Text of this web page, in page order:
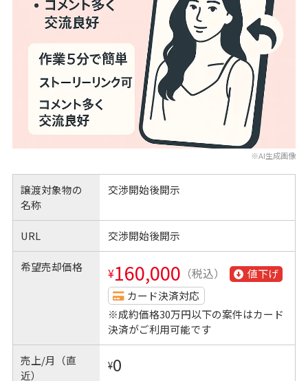
※AI生成画像
譲渡対象物の
名称
交渉開始後開示
URL 交渉開始後開示
希望売却価格 ¥160,000 （税込）
値下げ
カード決済対応
※成約価格30万円以下の案件はカード
決済がご利用可能です
売上/月（直
近）
¥0